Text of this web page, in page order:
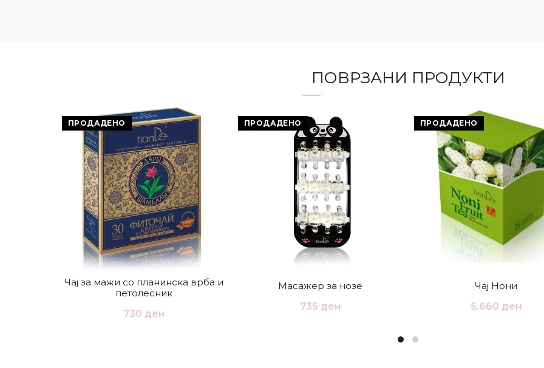
ПОВРЗАНИ ПРОДУКТИ
ПРОДАДЕНО
Чај за мажи со планинска врба и
петолесник
730 ден
ПРОДАДЕНО
Масажер за нозе
735 ден
ПРОДАДЕНО
Чај Нони
5.660 ден